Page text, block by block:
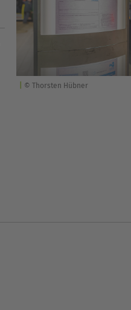
© Thorsten Hübner